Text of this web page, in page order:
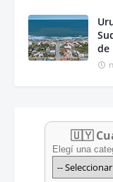
de
🇺🇾
Elegí una